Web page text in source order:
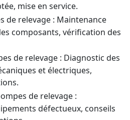
mise en service.
de relevage : Maintenance
composants, vérification des
de relevage : Diagnostic des
et électriques,
de relevage :
défectueux, conseils